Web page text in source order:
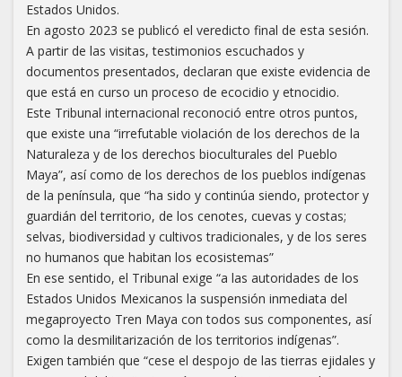
Estados Unidos.
En agosto 2023 se publicó el veredicto final de esta sesión.
A partir de las visitas, testimonios escuchados y
documentos presentados, declaran que existe evidencia de
que está en curso un proceso de ecocidio y etnocidio.
Este Tribunal internacional reconoció entre otros puntos,
que existe una “irrefutable violación de los derechos de la
Naturaleza y de los derechos bioculturales del Pueblo
Maya”, así como de los derechos de los pueblos indígenas
de la península, que “ha sido y continúa siendo, protector y
guardián del territorio, de los cenotes, cuevas y costas;
selvas, biodiversidad y cultivos tradicionales, y de los seres
no humanos que habitan los ecosistemas”
En ese sentido, el Tribunal exige “a las autoridades de los
Estados Unidos Mexicanos la suspensión inmediata del
megaproyecto Tren Maya con todos sus componentes, así
como la desmilitarización de los territorios indígenas”.
Exigen también que “cese el despojo de las tierras ejidales y